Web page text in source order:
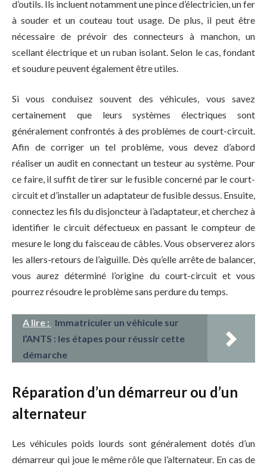
d’outils. Ils incluent notamment une pince d’électricien, un fer
à souder et un couteau tout usage. De plus, il peut être
nécessaire de prévoir des connecteurs à manchon, un
scellant électrique et un ruban isolant. Selon le cas, fondant
et soudure peuvent également être utiles.
Si vous conduisez souvent des véhicules, vous savez
certainement que leurs systèmes électriques sont
généralement confrontés à des problèmes de court-circuit.
Afin de corriger un tel problème, vous devez d’abord
réaliser un audit en connectant un testeur au système. Pour
ce faire, il suffit de tirer sur le fusible concerné par le court-
circuit et d’installer un adaptateur de fusible dessus. Ensuite,
connectez les fils du disjoncteur à l’adaptateur, et cherchez à
identifier le circuit défectueux en passant le compteur de
mesure le long du faisceau de câbles. Vous observerez alors
les allers-retours de l’aiguille. Dès qu’elle arrête de balancer,
vous aurez déterminé l’origine du court-circuit et vous
pourrez résoudre le problème sans perdure du temps.
A lire : Immatriculer un véhicule sur
l’ANTS : les étapes pour réussir cette
démarche
Réparation d’un démarreur ou d’un
alternateur
Les véhicules poids lourds sont généralement dotés d’un
démarreur qui joue le même rôle que l’alternateur. En cas de